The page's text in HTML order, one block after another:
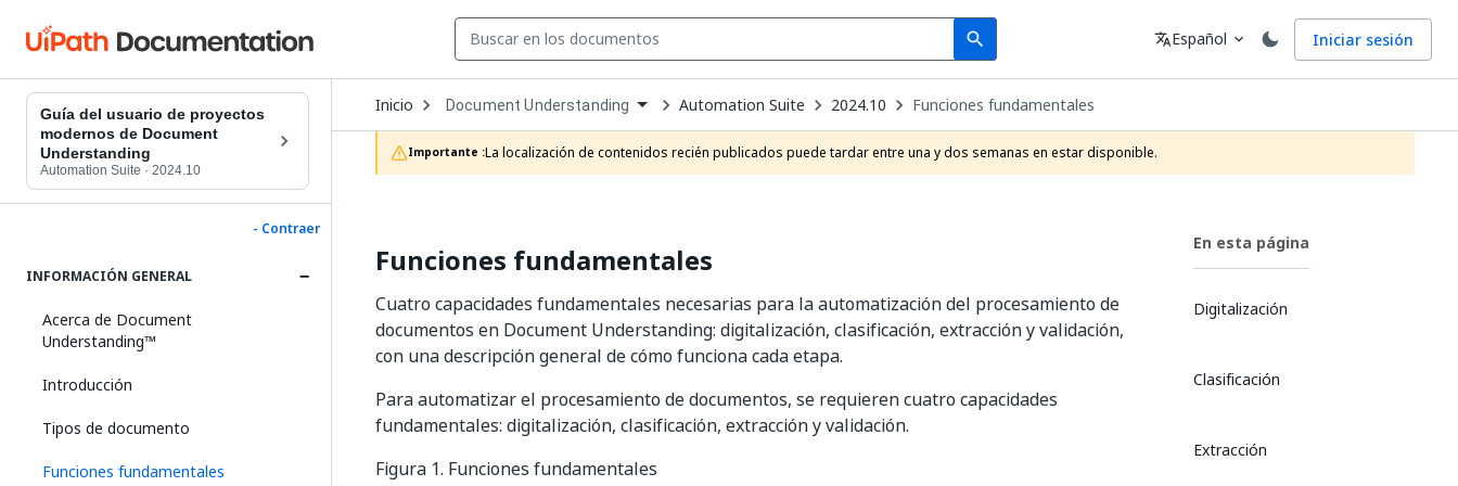
search
Search Idioma
translateEspañol expand_more Iniciar sesión
Guía del usuario de proyectos
modernos de Document
Understanding
Automation Suite · 2024.10
- Contraer
INFORMACIÓN GENERAL
Acerca de Document
Understanding™
Introducción
Tipos de documento
Funciones fundamentales
Inicio Open
Dropdown
to
choose
product
Document Understanding Automation Suite 2024.10 Funciones fundamentales
Importante :La localización de contenidos recién publicados puede tardar entre una y dos semanas en estar disponible.
Funciones fundamentales
Cuatro capacidades fundamentales necesarias para la automatización del procesamiento de
documentos en Document Understanding: digitalización, clasificación, extracción y validación,
con una descripción general de cómo funciona cada etapa.
Para automatizar el procesamiento de documentos, se requieren cuatro capacidades
fundamentales: digitalización, clasificación, extracción y validación.
Figura 1. Funciones fundamentales
En esta página
Digitalización
Clasificación
Extracción